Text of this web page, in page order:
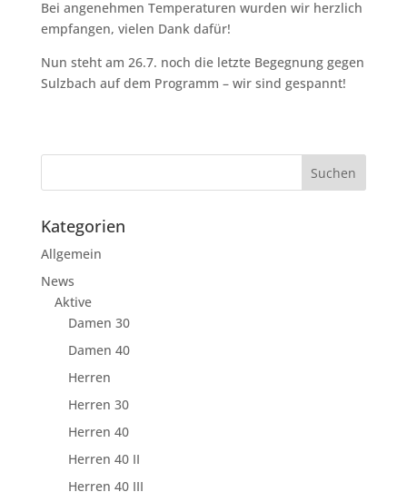
Bei angenehmen Temperaturen wurden wir herzlich
empfangen, vielen Dank dafür!
Nun steht am 26.7. noch die letzte Begegnung gegen
Sulzbach auf dem Programm – wir sind gespannt!
Kategorien
Allgemein
News
Aktive
Damen 30
Damen 40
Herren
Herren 30
Herren 40
Herren 40 II
Herren 40 III